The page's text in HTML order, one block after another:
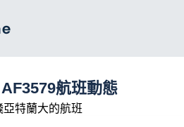
航班動態
亞特蘭大的航班